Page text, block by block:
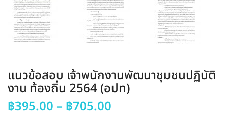
แนวข้อสอบ เจ้าพนักงานพัฒนาชุมชนปฏิบัติ
งาน ท้องถิ่น 2564 (อปท)
฿395.00 – ฿705.00